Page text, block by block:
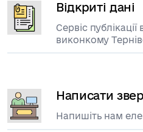
Відкриті дані
Сервіс
виконкому
ради
Написати
Напишіть нам